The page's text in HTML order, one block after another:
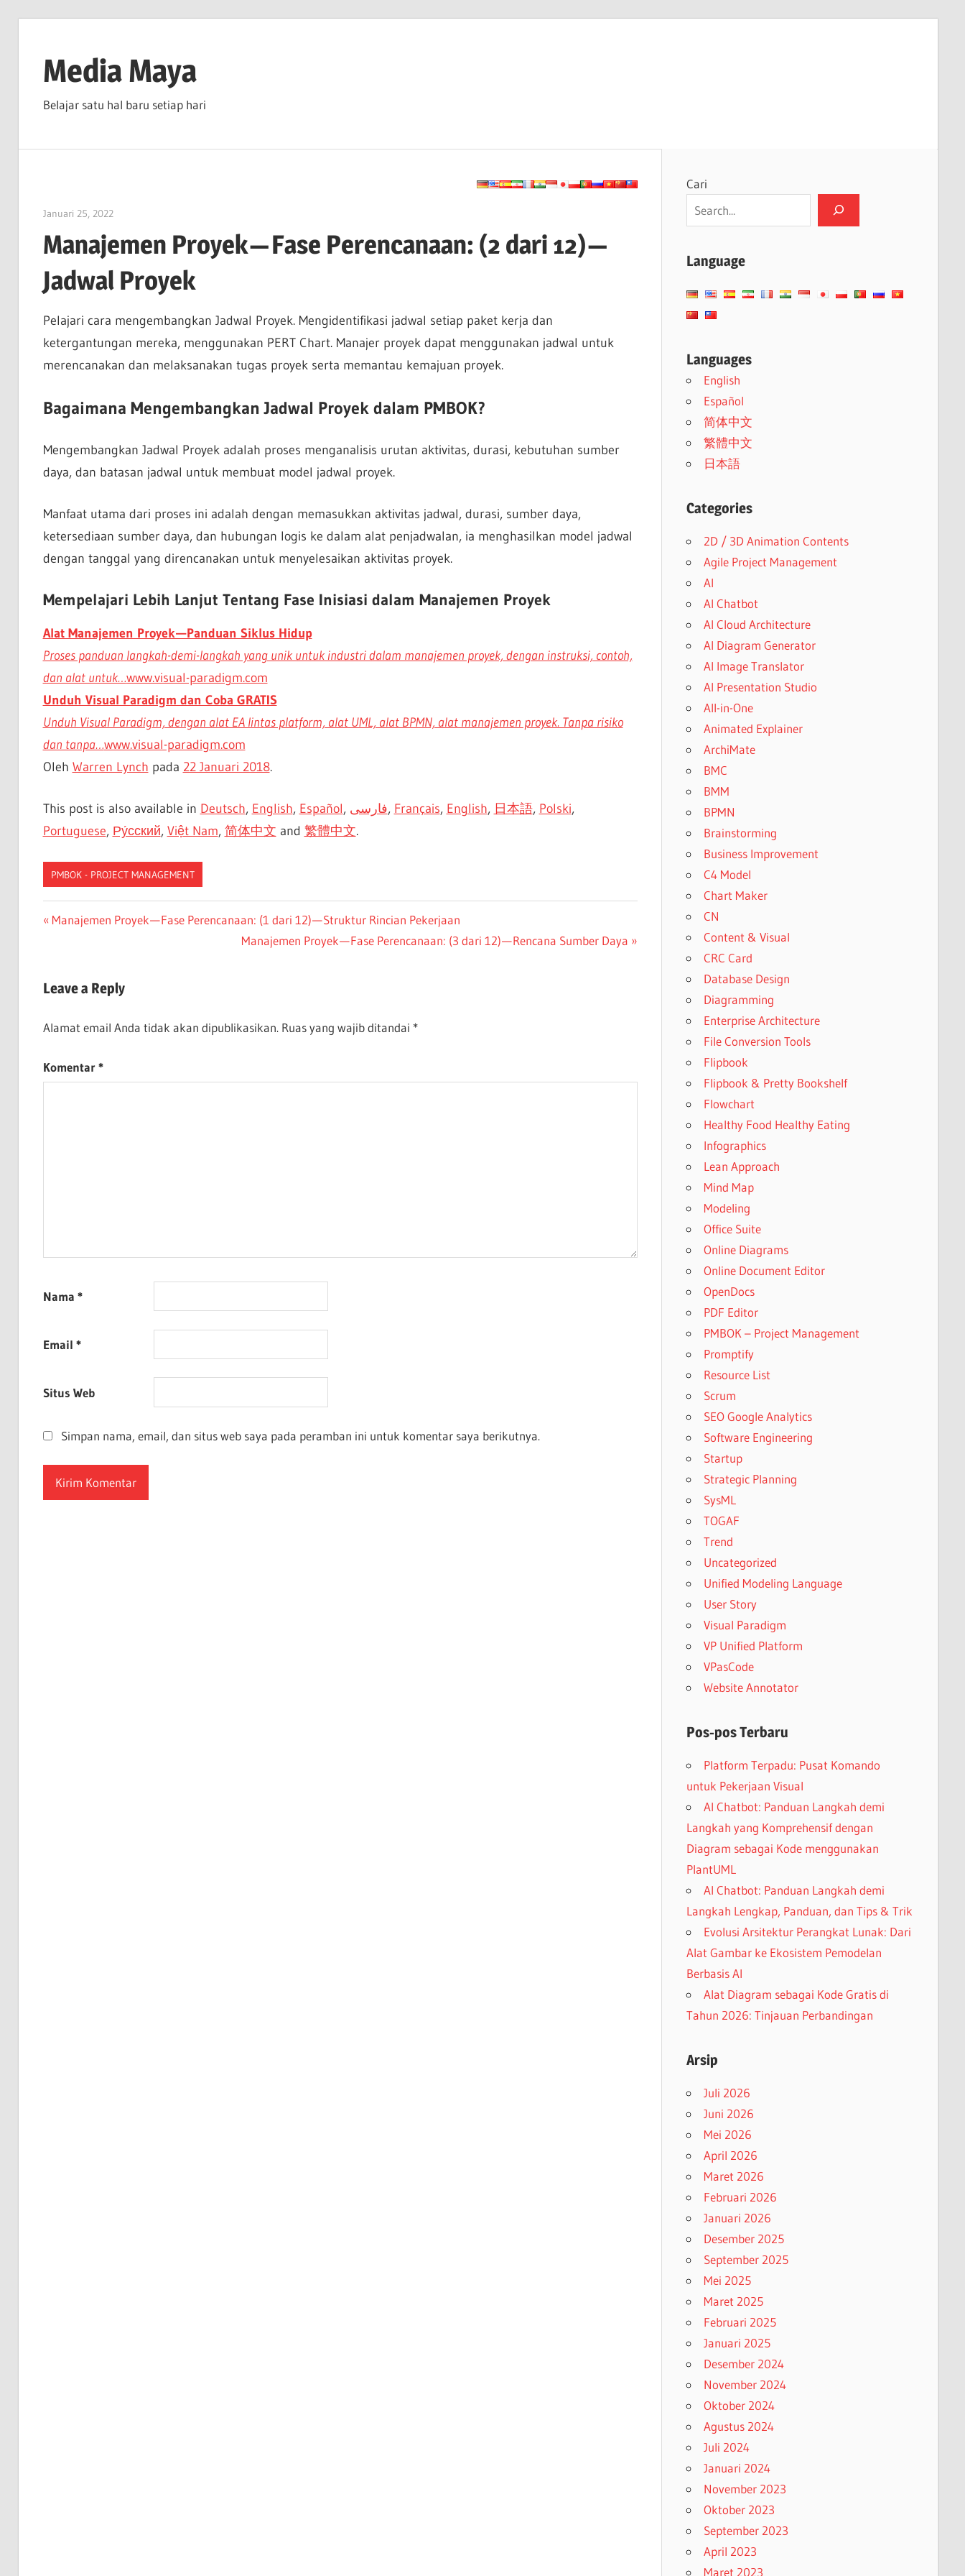
contentMedia Maya
Belajar satu hal baru setiap hari
Januari 25, 2022vpadmin
Manajemen Proyek — Fase Perencanaan: (2 dari 12) —
Jadwal Proyek
Pelajari cara mengembangkan Jadwal Proyek. Mengidentifikasi jadwal setiap paket kerja dan
ketergantungan mereka, menggunakan PERT Chart. Manajer proyek dapat menggunakan jadwal untuk
merencanakan dan melaksanakan tugas proyek serta memantau kemajuan proyek.
Bagaimana Mengembangkan Jadwal Proyek dalam PMBOK?
Mengembangkan Jadwal Proyek adalah proses menganalisis urutan aktivitas, durasi, kebutuhan sumber
daya, dan batasan jadwal untuk membuat model jadwal proyek.
Manfaat utama dari proses ini adalah dengan memasukkan aktivitas jadwal, durasi, sumber daya,
ketersediaan sumber daya, dan hubungan logis ke dalam alat penjadwalan, ia menghasilkan model jadwal
dengan tanggal yang direncanakan untuk menyelesaikan aktivitas proyek.
Mempelajari Lebih Lanjut Tentang Fase Inisiasi dalam Manajemen Proyek
Alat Manajemen Proyek — Panduan Siklus Hidup
Proses panduan langkah-demi-langkah yang unik untuk industri dalam manajemen proyek, dengan instruksi, contoh,
dan alat untuk…www.visual-paradigm.com
Unduh Visual Paradigm dan Coba GRATIS
Unduh Visual Paradigm, dengan alat EA lintas platform, alat UML, alat BPMN, alat manajemen proyek. Tanpa risiko
dan tanpa…www.visual-paradigm.com
Oleh Warren Lynch pada 22 Januari 2018.
This post is also available in Deutsch, English, Español, فارسی, Français, English, 日本語, Polski,
Portuguese, Ру́сский, Việt Nam, 简体中文 and 繁體中文.
PMBOK - PROJECT MANAGEMENT
DONE
JA-
TW-
Navigasi
Previous
Manajemen Proyek — Fase Perencanaan: (1 dari 12) — Struktur Rincian Pekerjaan
Next
Manajemen Proyek — Fase Perencanaan: (3 dari 12) — Rencana Sumber Daya
Leave a Reply
Alamat email Anda tidak akan dipublikasikan. Ruas yang wajib ditandai *
Komentar*
Nama *
Email *
Situs Web
Simpan nama, email, dan situs web saya pada peramban ini untuk komentar saya berikutnya.
Cari
Language
Languages
English
Español
简体中文
繁體中文
日本語
Categories
2D / 3D Animation Contents
Agile Project Management
AI
AI Chatbot
AI Cloud Architecture
AI Diagram Generator
AI Image Translator
AI Presentation Studio
All-in-One
Animated Explainer
ArchiMate
BMC
BMM
BPMN
Brainstorming
Business Improvement
C4 Model
Chart Maker
CN
Content & Visual
CRC Card
Database Design
Diagramming
Enterprise Architecture
File Conversion Tools
Flipbook
Flipbook & Pretty Bookshelf
Flowchart
Healthy Food Healthy Eating
Infographics
Lean Approach
Mind Map
Modeling
Office Suite
Online Diagrams
Online Document Editor
OpenDocs
PDF Editor
PMBOK – Project Management
Promptify
Resource List
Scrum
SEO Google Analytics
Software Engineering
Startup
Strategic Planning
SysML
TOGAF
Trend
Uncategorized
Unified Modeling Language
User Story
Visual Paradigm
VP Unified Platform
VPasCode
Website Annotator
Pos-pos Terbaru
Platform Terpadu: Pusat Komando
untuk Pekerjaan Visual
AI Chatbot: Panduan Langkah demi
Langkah yang Komprehensif dengan
Diagram sebagai Kode menggunakan
PlantUML
AI Chatbot: Panduan Langkah demi
Langkah Lengkap, Panduan, dan Tips & Trik
Evolusi Arsitektur Perangkat Lunak: Dari
Alat Gambar ke Ekosistem Pemodelan
Berbasis AI
Alat Diagram sebagai Kode Gratis di
Tahun 2026: Tinjauan Perbandingan
Arsip
Juli 2026
Juni 2026
Mei 2026
April 2026
Maret 2026
Februari 2026
Januari 2026
Desember 2025
September 2025
Mei 2025
Maret 2025
Februari 2025
Januari 2025
Desember 2024
November 2024
Oktober 2024
Agustus 2024
Juli 2024
Januari 2024
November 2023
Oktober 2023
September 2023
April 2023
Maret 2023